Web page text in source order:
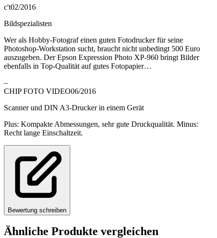
c't02/2016
Bildspezialisten
Wer als Hobby-Fotograf einen guten Fotodrucker für seine
Photoshop-Workstation sucht, braucht nicht unbedingt 500 Euro
auszugeben. Der Epson Expression Photo XP-960 bringt Bilder
ebenfalls in Top-Qualität auf gutes Fotopapier…
–
CHIP FOTO VIDEO06/2016
Scanner und DIN A3-Drucker in einem Gerät
Plus: Kompakte Abmessungen, sehr gute Druckqualität. Minus:
Recht lange Einschaltzeit.
Bewertung schreiben
Ähnliche Produkte vergleichen